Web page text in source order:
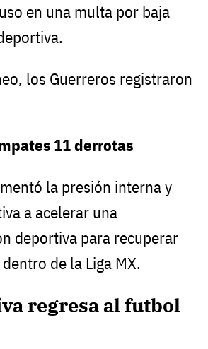
en una multa por baja
los Guerreros registraron
11 derrotas
la presión interna y
a acelerar una
deportiva para recuperar
de la Liga MX.
regresa al futbol